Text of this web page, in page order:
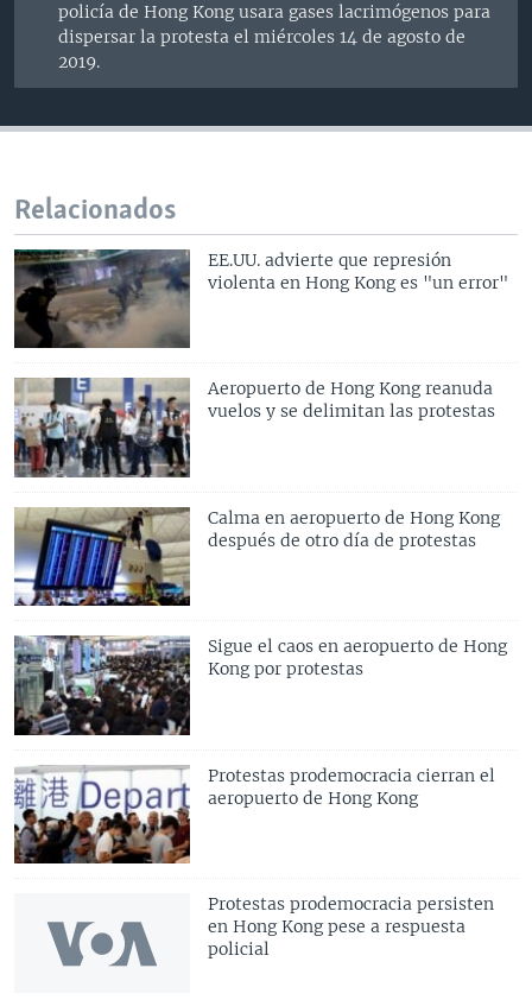
policía de Hong Kong usara gases lacrimógenos para
dispersar la protesta el miércoles 14 de agosto de
2019.
Relacionados
EE.UU. advierte que represión
violenta en Hong Kong es "un error"
Aeropuerto de Hong Kong reanuda
vuelos y se delimitan las protestas
Calma en aeropuerto de Hong Kong
después de otro día de protestas
Sigue el caos en aeropuerto de Hong
Kong por protestas
Protestas prodemocracia cierran el
aeropuerto de Hong Kong
Protestas prodemocracia persisten
en Hong Kong pese a respuesta
policial